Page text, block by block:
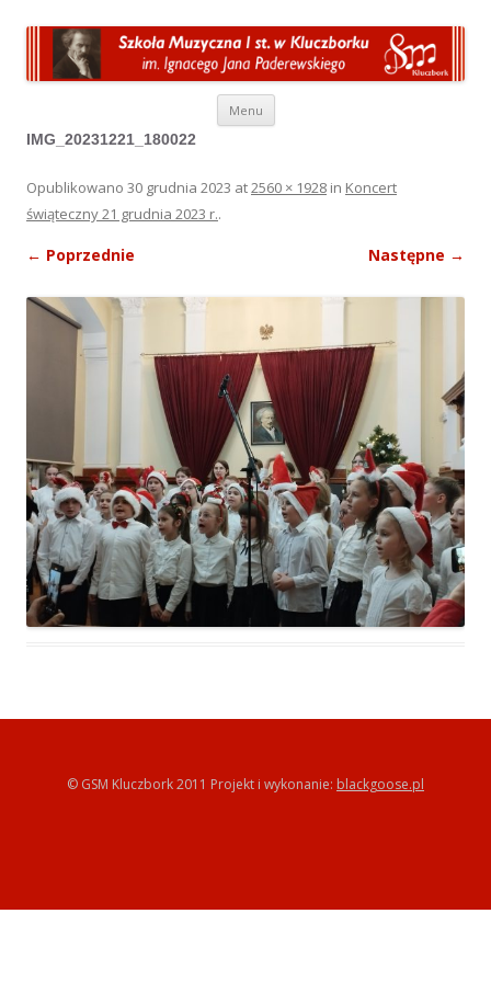
Menu Przeskocz do treści
IMG_20231221_180022
Opublikowano 30 grudnia 2023 at2560 × 1928 in Koncert
świąteczny 21 grudnia 2023 r..
← Poprzednie Następne →
© GSM Kluczbork 2011 Projekt i wykonanie: blackgoose.pl